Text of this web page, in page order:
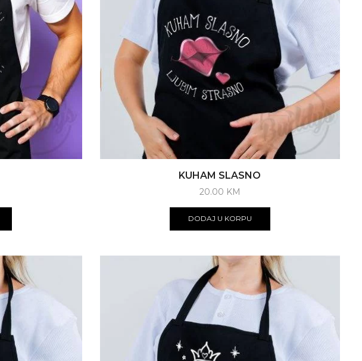
KUHAM SLASNO
20.00 KM
DODAJ U KORPU